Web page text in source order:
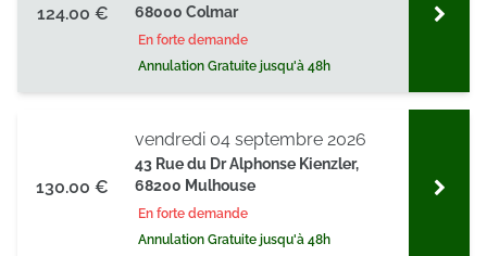
124.00 €
68000 Colmar
En forte demande
Annulation Gratuite jusqu'à 48h
130.00 €
43 Rue du Dr Alphonse Kienzler,
68200 Mulhouse
En forte demande
Annulation Gratuite jusqu'à 48h
vendredi 04 septembre 2026